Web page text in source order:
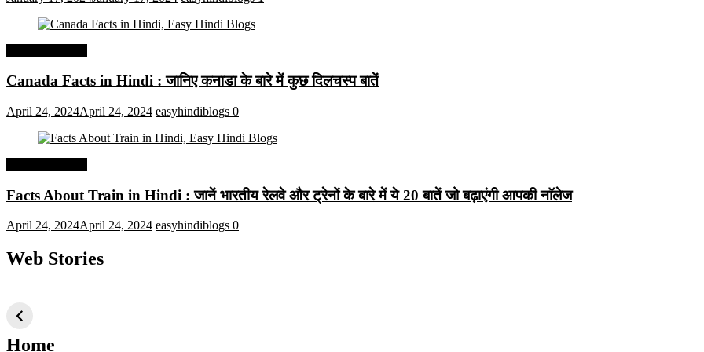
Canada Facts in Hindi : जानिए कनाडा के बारे में कुछ दिलचस्प बातें
April 24, 2024April 24, 2024 easyhindiblogs 0
Facts About Train in Hindi : जानें भारतीय रेलवे और ट्रेनों के बारे में ये 20 बातें जो बढ़ाएंगी आपकी नाॅलेज
April 24, 2024April 24, 2024 easyhindiblogs 0
Web Stories
तकनीक जो आपको
2024 के लिए सीखनी
Home